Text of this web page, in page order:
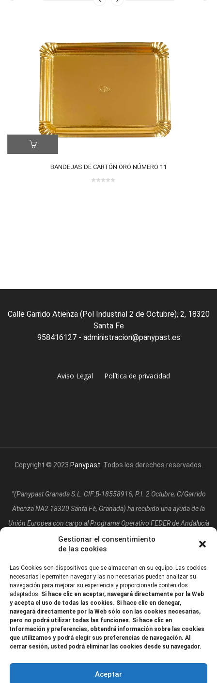
Gestionar el consentimiento
de las cookies
Las Cookies son dispositivos que se almacenan en su equipo. Las cookies
necesarias le permiten navegar y las no necesarias pueden analizar su
navegación para mejorar su experiencia y proporcionarle contenidos
adaptados. Si hace clic en aceptar, navegará directamente por la Web
y acepta el uso de todas las cookies. Si hace clic en denegar,
navegará directamente por la Web sólo con las cookies necesarias,
pero no podrá utilizar todas las funciones. Si hace clic en
Información y preferencias, obtendrá información sobre las cookies
que utilizamos y podrá elegir sus preferencias de navegación. Al
cerrar sesión, usted podrá eliminar las cookies desde su navegador.
Aceptar
BANDEJAS DE CARTÓN ORO NÚMERO 11
0 review(s)
Calle Garrido Atienza (Pol Industrial 2 de Octubre), 2, 18320
Santa Fe
958416127 - administracion@panypast.es
Aviso Legal Política de privacidad
Copyright © 2023 Panypast . Todos los derechos reservados.
“(Panypast Granada S.L. CIF:B-18558916, P.I. 2 Octubre, C/Garrido
Atienza NA2 18320 Santa Fé, Granada) ha recibido una ayuda de la
Unión Europea con cargo al Programa Operativo FEDER de Andalucía
2014-2020, financiada como parte de la respuesta de la Unión a la
pandemia de COVID-19 (REACT-UE), para compensar el sobrecoste
energético de gas natural y/o electricidad a pymes y autónomos
especialmente afectados por el incremento de los precios del gas
natural y la electricidad provocados por el impacto de la guerra de
agresión de Rusia contra Ucrania.”